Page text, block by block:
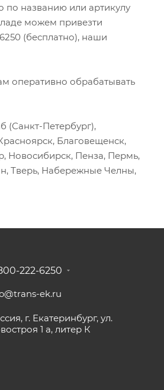
по названию или артикулу
можем привезти
(бесплатно), наши
оперативно обрабатывать
(Санкт-Петербург),
Благовещенск,
Новосибирск, Пенза, Пермь,
Тверь, Набережные Челны,
222-6250
ek.ru
г. Екатеринбург, ул.
1 а, литер К